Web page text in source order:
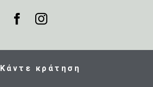
Κάντε κράτηση